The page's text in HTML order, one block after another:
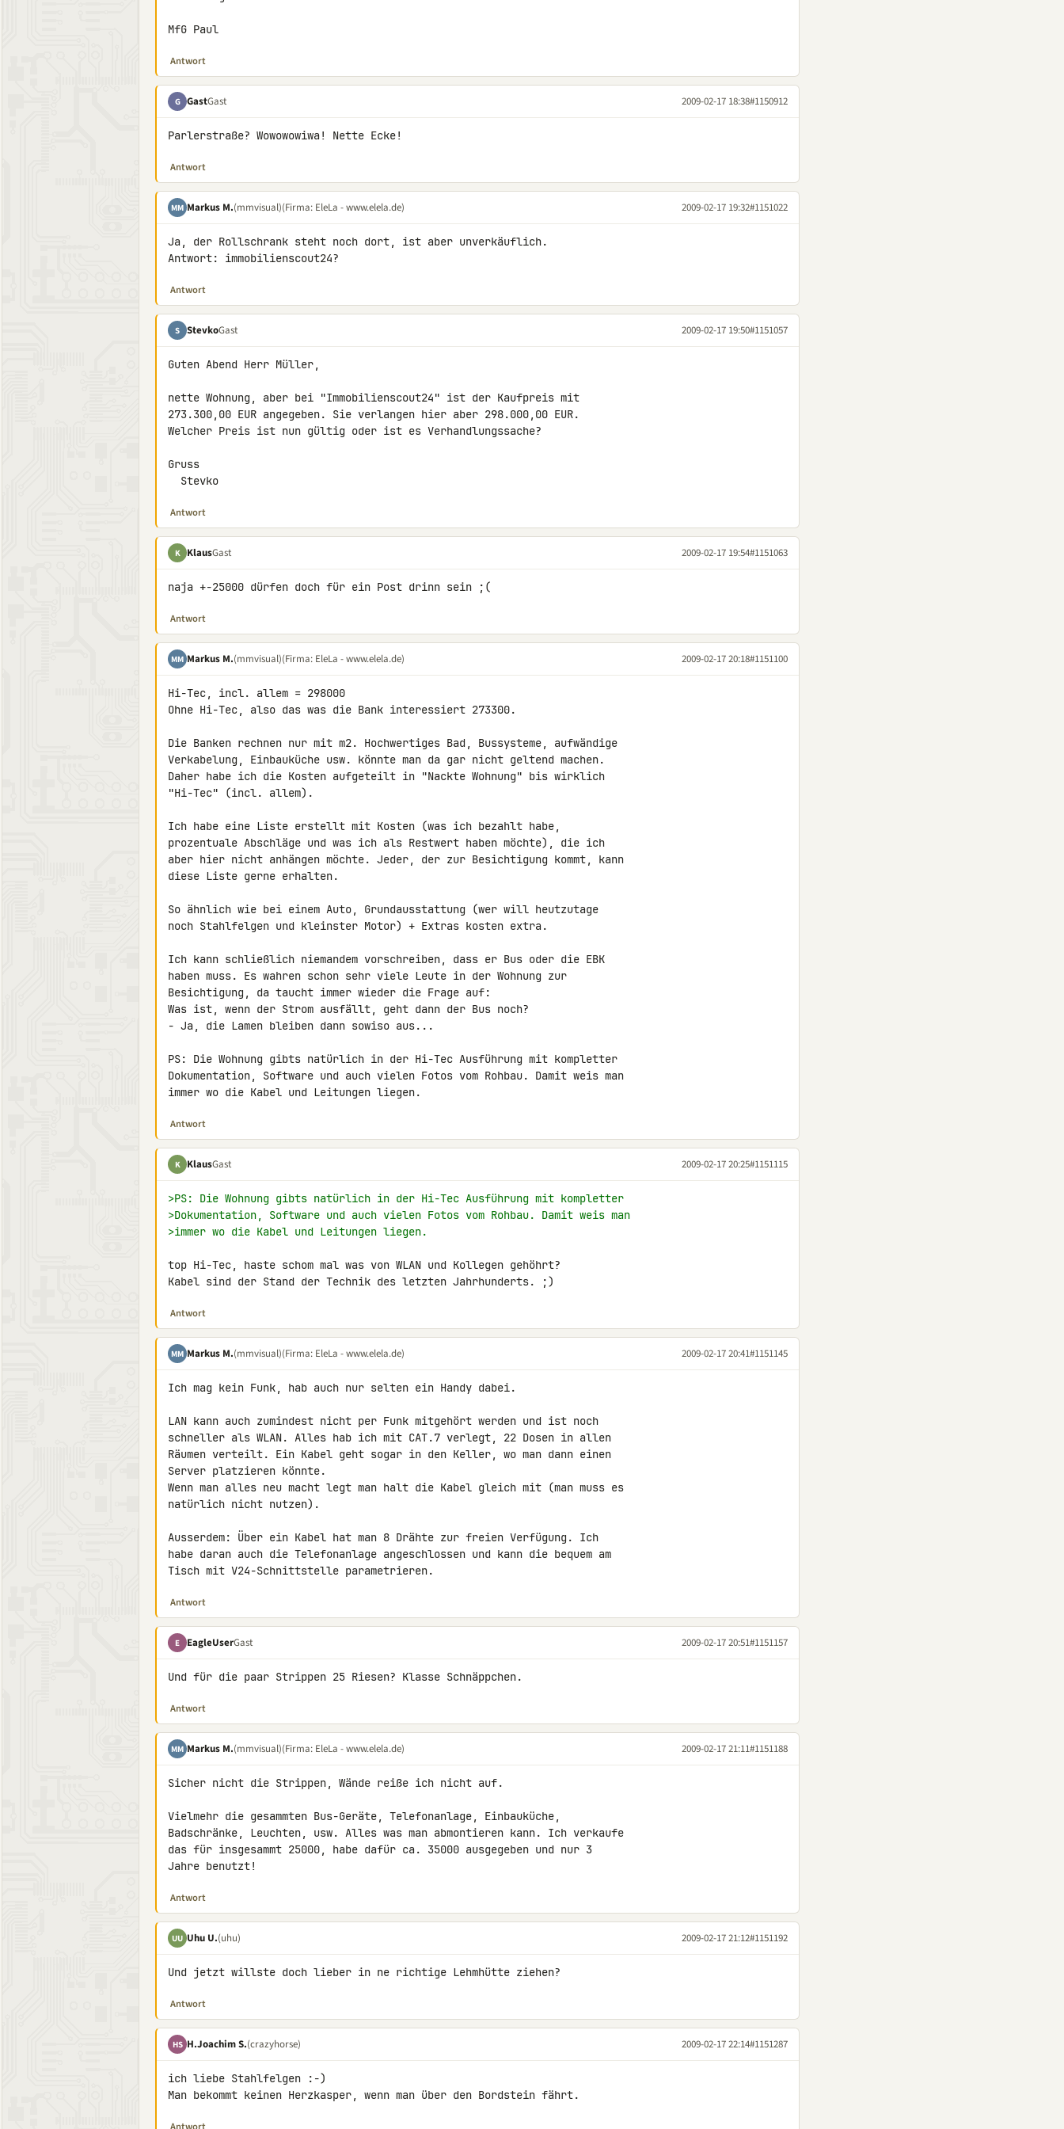
MfG Paul
Antwort
G GastGast 2009-02-17 18:38#1150912
Parlerstraße? Wowowowiwa! Nette Ecke!
Antwort
MM Markus M.(mmvisual)(Firma: EleLa - www.elela.de) 2009-02-17 19:32#1151022
Ja, der Rollschrank steht noch dort, ist aber unverkäuflich.
Antwort: immobilienscout24?
Antwort
S StevkoGast 2009-02-17 19:50#1151057
Guten Abend Herr Müller,
nette Wohnung, aber bei "Immobilienscout24" ist der Kaufpreis mit
273.300,00 EUR angegeben. Sie verlangen hier aber 298.000,00 EUR.
Welcher Preis ist nun gültig oder ist es Verhandlungssache?
Gruss
  Stevko
Antwort
K KlausGast 2009-02-17 19:54#1151063
naja +-25000 dürfen doch für ein Post drinn sein ;(
Antwort
MM Markus M.(mmvisual)(Firma: EleLa - www.elela.de) 2009-02-17 20:18#1151100
Hi-Tec, incl. allem = 298000
Ohne Hi-Tec, also das was die Bank interessiert 273300.
Die Banken rechnen nur mit m2. Hochwertiges Bad, Bussysteme, aufwändige
Verkabelung, Einbauküche usw. könnte man da gar nicht geltend machen.
Daher habe ich die Kosten aufgeteilt in "Nackte Wohnung" bis wirklich
"Hi-Tec" (incl. allem).
Ich habe eine Liste erstellt mit Kosten (was ich bezahlt habe,
prozentuale Abschläge und was ich als Restwert haben möchte), die ich
aber hier nicht anhängen möchte. Jeder, der zur Besichtigung kommt, kann
diese Liste gerne erhalten.
So ähnlich wie bei einem Auto, Grundausstattung (wer will heutzutage
noch Stahlfelgen und kleinster Motor) + Extras kosten extra.
Ich kann schließlich niemandem vorschreiben, dass er Bus oder die EBK
haben muss. Es wahren schon sehr viele Leute in der Wohnung zur
Besichtigung, da taucht immer wieder die Frage auf:
Was ist, wenn der Strom ausfällt, geht dann der Bus noch?
- Ja, die Lamen bleiben dann sowiso aus...
PS: Die Wohnung gibts natürlich in der Hi-Tec Ausführung mit kompletter
Dokumentation, Software und auch vielen Fotos vom Rohbau. Damit weis man
immer wo die Kabel und Leitungen liegen.
Antwort
K KlausGast 2009-02-17 20:25#1151115
>PS: Die Wohnung gibts natürlich in der Hi-Tec Ausführung mit kompletter
>Dokumentation, Software und auch vielen Fotos vom Rohbau. Damit weis man
>immer wo die Kabel und Leitungen liegen.
top Hi-Tec, haste schom mal was von WLAN und Kollegen gehöhrt?
Kabel sind der Stand der Technik des letzten Jahrhunderts. ;)
Antwort
MM Markus M.(mmvisual)(Firma: EleLa - www.elela.de) 2009-02-17 20:41#1151145
Ich mag kein Funk, hab auch nur selten ein Handy dabei.
LAN kann auch zumindest nicht per Funk mitgehört werden und ist noch
schneller als WLAN. Alles hab ich mit CAT.7 verlegt, 22 Dosen in allen
Räumen verteilt. Ein Kabel geht sogar in den Keller, wo man dann einen
Server platzieren könnte.
Wenn man alles neu macht legt man halt die Kabel gleich mit (man muss es
natürlich nicht nutzen).
Ausserdem: Über ein Kabel hat man 8 Drähte zur freien Verfügung. Ich
habe daran auch die Telefonanlage angeschlossen und kann die bequem am
Tisch mit V24-Schnittstelle parametrieren.
Antwort
E EagleUserGast 2009-02-17 20:51#1151157
Und für die paar Strippen 25 Riesen? Klasse Schnäppchen.
Antwort
MM Markus M.(mmvisual)(Firma: EleLa - www.elela.de) 2009-02-17 21:11#1151188
Sicher nicht die Strippen, Wände reiße ich nicht auf.
Vielmehr die gesammten Bus-Geräte, Telefonanlage, Einbauküche,
Badschränke, Leuchten, usw. Alles was man abmontieren kann. Ich verkaufe
das für insgesammt 25000, habe dafür ca. 35000 ausgegeben und nur 3
Jahre benutzt!
Antwort
UU Uhu U.(uhu) 2009-02-17 21:12#1151192
Und jetzt willste doch lieber in ne richtige Lehmhütte ziehen?
Antwort
HS H.Joachim S.(crazyhorse) 2009-02-17 22:14#1151287
ich liebe Stahlfelgen :-)
Man bekommt keinen Herzkasper, wenn man über den Bordstein fährt.